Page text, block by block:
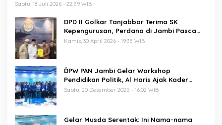
Sabtu, 18 Juli 2026 - 22:59 WIB
DPD II Golkar Tanjabbar Terima SK
Kepengurusan, Perdana di Jambi Pasca
Musda
Kamis, 30 April 2026 - 19:35 WIB
ĎPW PAN Jambi Gelar Workshop
Pendidikan Politik, Al Haris Ajak Kader
Perkuat Soliditas Jelang Pemilu 2029
Sabtu, 20 Desember 2025 - 16:02 WIB
Gelar Musda Serentak: Ini Nama-nama